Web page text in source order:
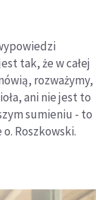
tak, że w całej
rozważymy,
ani nie jest to
sumieniu - to
Roszkowski.